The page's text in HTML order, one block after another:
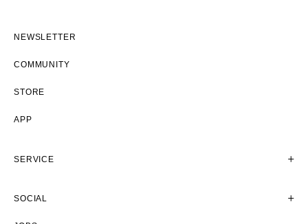
NEWSLETTER
COMMUNITY
STORE
APP
SERVICE
SOCIAL